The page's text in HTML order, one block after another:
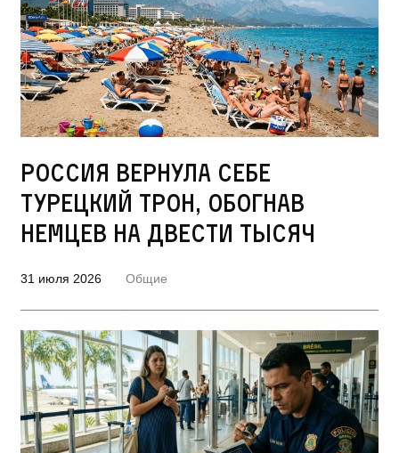
Россия вернула себе
турецкий трон, обогнав
немцев на двести тысяч
31 июля 2026 Общие